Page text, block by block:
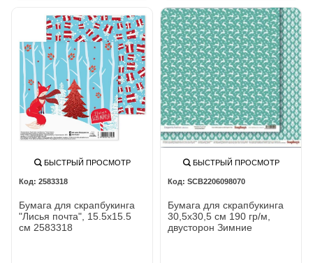
БЫСТРЫЙ ПРОСМОТР
2583318
Бумага для скрапбукинга
"Лисья почта", 15.5х15.5
см 2583318
БЫСТРЫЙ ПРОСМОТР
SCB2206098070
Бумага для скрапбукинга
30,5х30,5 см 190 гр/м,
двусторон Зимние